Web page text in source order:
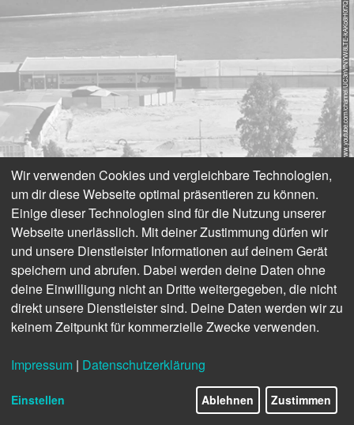
© https://www.youtube.com/channel/UC3nVfNYW8LTE-kAKo8H0f7Q
Wir verwenden Cookies und vergleichbare Technologien,
um dir diese Webseite optimal präsentieren zu können.
Einige dieser Technologien sind für die Nutzung unserer
Webseite unerlässlich. Mit deiner Zustimmung dürfen wir
und unsere Dienstleister Informationen auf deinem Gerät
speichern und abrufen. Dabei werden deine Daten ohne
deine Einwilligung nicht an Dritte weitergegeben, die nicht
direkt unsere Dienstleister sind. Deine Daten werden wir zu
keinem Zeitpunkt für kommerzielle Zwecke verwenden.
Impressum | Datenschutzerklärung
Einstellen Ablehnen Zustimmen